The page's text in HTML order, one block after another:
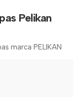
Pelikan
marca PELIKAN